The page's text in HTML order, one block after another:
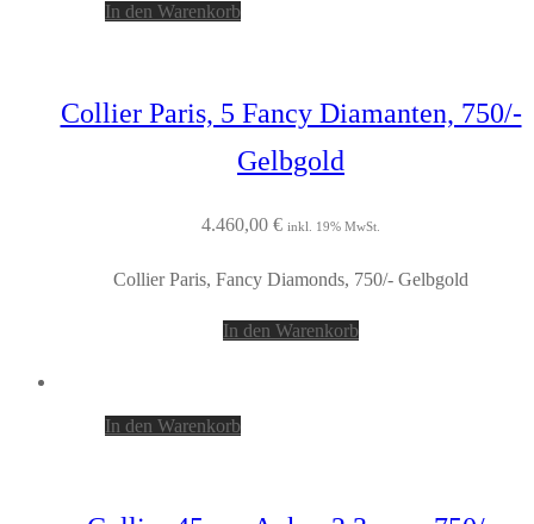
In den Warenkorb
Collier Paris, 5 Fancy Diamanten, 750/-
Gelbgold
4.460,00 € inkl. 19% MwSt.
Collier Paris, Fancy Diamonds, 750/- Gelbgold
In den Warenkorb
In den Warenkorb